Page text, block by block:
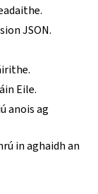
JSON.
Eile.
anois ag
in aghaidh an